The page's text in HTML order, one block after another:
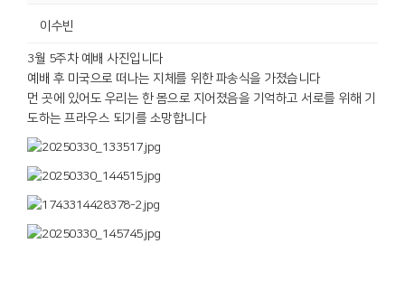
이수빈
3월 5주차 예배 사진입니다
예배 후 미국으로 떠나는 지체를 위한 파송식을 가졌습니다
먼 곳에 있어도 우리는 한 몸으로 지어졌음을 기억하고 서로를 위해 기
도하는 프라우스 되기를 소망합니다